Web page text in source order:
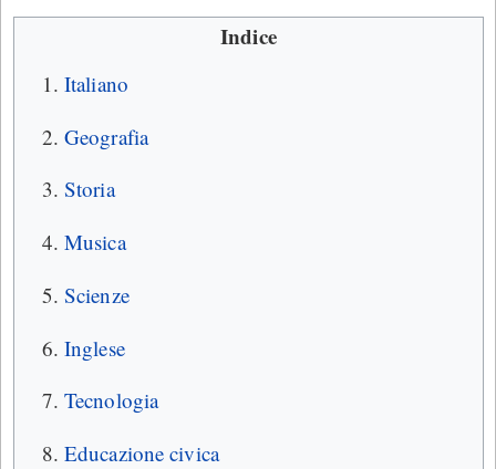
Indice
Italiano
Geografia
Storia
Musica
Scienze
Inglese
Tecnologia
Educazione civica